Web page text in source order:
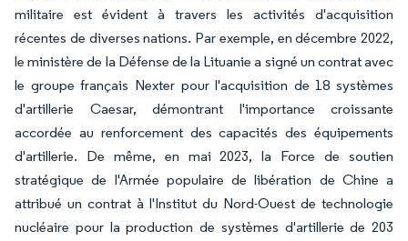
militaire est évident à travers les activités d'acquisition
récentes de diverses nations. Par exemple, en décembre 2022,
le ministère de la Défense de la Lituanie a signé un contrat avec
le groupe français Nexter pour l'acquisition de 18 systèmes
d'artillerie Caesar, démontrant l'importance croissante
accordée au renforcement des capacités des équipements
d'artillerie. De même, en mai 2023, la Force de soutien
stratégique de l'Armée populaire de libération de Chine a
attribué un contrat à l'Institut du Nord-Ouest de technologie
nucléaire pour la production de systèmes d'artillerie de 203